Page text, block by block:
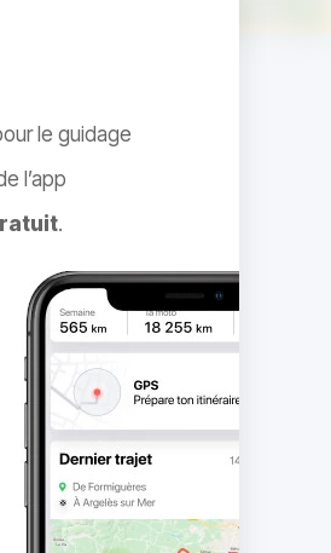
le guidage
l’app
.